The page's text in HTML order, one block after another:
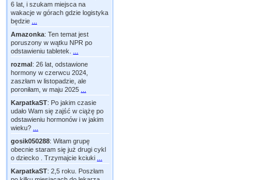
6 lat, i szukam miejsca na
wakacje w górach gdzie logistyka
będzie
Amazonka: Ten temat jest
poruszony w wątku NPR po
odstawieniu tabletek.
rozmal: 26 lat, odstawione
hormony w czerwcu 2024,
zaszłam w listopadzie, ale
poroniłam, w maju 2025
KarpatkaST: Po jakim czasie
udało Wam się zajść w ciążę po
odstawieniu hormonów i w jakim
wieku?
gosik050288: Witam grupę
obecnie staram się już drugi cykl
o dziecko . Trzymajcie kciuki
KarpatkaST: 2,5 roku. Poszłam